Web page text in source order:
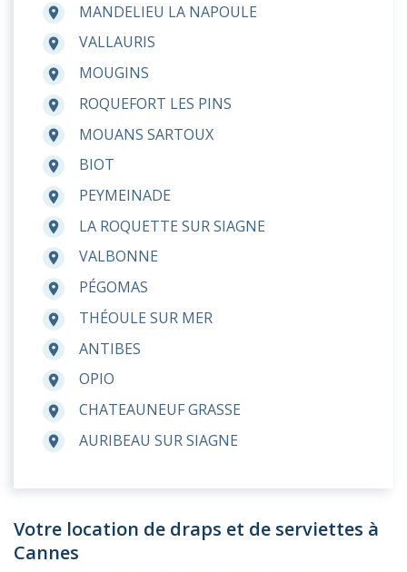
room MANDELIEU LA NAPOULE
room VALLAURIS
room MOUGINS
room ROQUEFORT LES PINS
room MOUANS SARTOUX
room BIOT
room PEYMEINADE
room LA ROQUETTE SUR SIAGNE
room VALBONNE
room PÉGOMAS
room THÉOULE SUR MER
room ANTIBES
room OPIO
room CHATEAUNEUF GRASSE
room AURIBEAU SUR SIAGNE
Votre location de draps et de serviettes à
Cannes